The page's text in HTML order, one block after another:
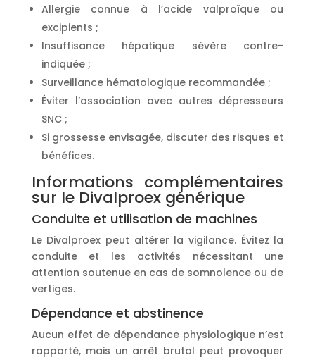
Allergie connue à l’acide valproïque ou
excipients ;
Insuffisance hépatique sévère contre-
indiquée ;
Surveillance hématologique recommandée ;
Éviter l’association avec autres dépresseurs
SNC ;
Si grossesse envisagée, discuter des risques et
bénéfices.
Informations complémentaires
sur le Divalproex générique
Conduite et utilisation de machines
Le Divalproex peut altérer la vigilance. Évitez la
conduite et les activités nécessitant une
attention soutenue en cas de somnolence ou de
vertiges.
Dépendance et abstinence
Aucun effet de dépendance physiologique n’est
rapporté, mais un arrêt brutal peut provoquer